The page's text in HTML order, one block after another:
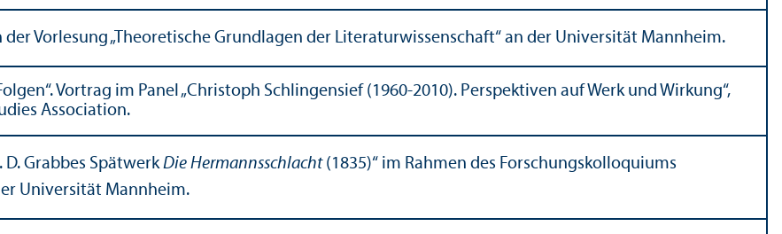
Vorlesung „Theoretische Grundlagen der Literatur­wissenschaft“ an der Universität Mannheim.
Vortrag im Panel „Christoph Schlingensief (1960-2010). Perspektiven auf Werk und Wirkung“,
Association.
D. Grabbes SpätwerkDie Hermannsschlacht(1835)“ im Rahmen des Forschungs­kolloquiums
Universität Mannheim.